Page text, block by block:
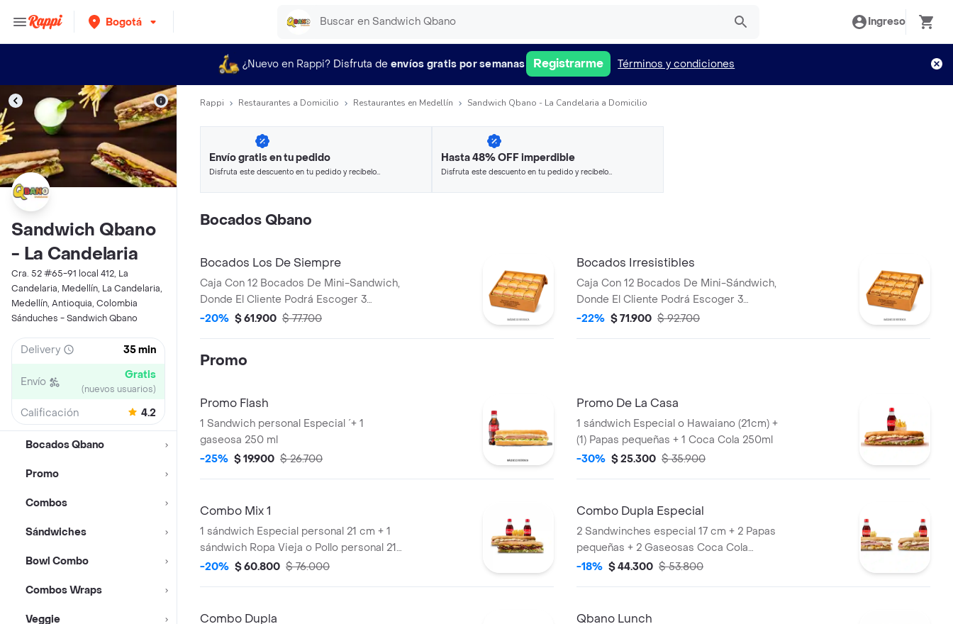
Bogotá Ingreso
¿Nuevo en Rappi? Disfruta de envíos gratis por semanas Registrarme Términos y condiciones
Sandwich Qbano
- La Candelaria
Cra. 52 #65-91 local 412, La
Candelaria, Medellín, La Candelaria,
Medellín, Antioquia, Colombia
Sánduches - Sandwich Qbano
Delivery 35 min
Envío Gratis
(nuevos usuarios)
Calificación 4.2
Bocados Qbano
Promo
Combos
Sándwiches
Bowl Combo
Combos Wraps
Veggie
Rappi Restaurantes a Domicilio Restaurantes en Medellín Sandwich Qbano - La Candelaria a Domicilio
Envío gratis en tu pedido
Disfruta este descuento en tu pedido y recíbelo
Hasta 48% OFF imperdible
Disfruta este descuento en tu pedido y recíbelo
Bocados Qbano
Bocados Los De Siempre
Caja Con 12 Bocados De Mini-Sandwich,
Donde El Cliente Podrá Escoger 3
Sabores Entre Cualquiera De Los De
-20% $ 61.900 $ 77.700
Bocados Irresistibles
Caja Con 12 Bocados De Mini-Sándwich,
Donde El Cliente Podrá Escoger 3
Sabores Entre Cualquiera De Los
-22% $ 71.900 $ 92.700
Promo
Promo Flash
1 Sandwich personal Especial ´+ 1
gaseosa 250 ml
-25% $ 19.900 $ 26.700
Promo De La Casa
1 sándwich Especial o Hawaiano (21cm) +
(1) Papas pequeñas + 1 Coca Cola 250ml
-30% $ 25.300 $ 35.900
Combo Mix 1
1 sándwich Especial personal 21 cm + 1
sándwich Ropa Vieja o Pollo personal 21
cm+ 2 limonadas de 16 oz o 2 gaseosas
-20% $ 60.800 $ 76.000
Combo Dupla Especial
2 Sandwinches especial 17 cm + 2 Papas
pequeñas + 2 Gaseosas Coca Cola
400ml.
-18% $ 44.300 $ 53.800
Combo Dupla Qbano Lunch